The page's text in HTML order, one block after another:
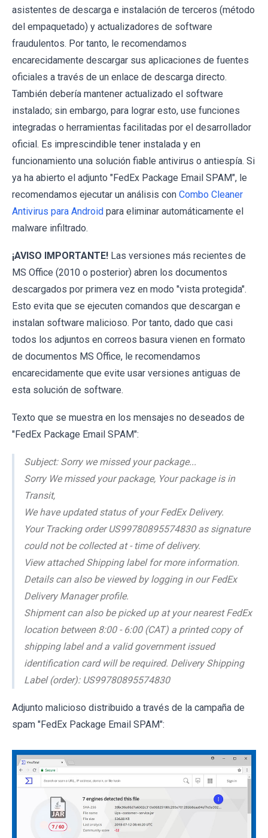
asistentes de descarga e instalación de terceros (método
del empaquetado) y actualizadores de software
fraudulentos. Por tanto, le recomendamos
encarecidamente descargar sus aplicaciones de fuentes
oficiales a través de un enlace de descarga directo.
También debería mantener actualizado el software
instalado; sin embargo, para lograr esto, use funciones
integradas o herramientas facilitadas por el desarrollador
oficial. Es imprescindible tener instalada y en
funcionamiento una solución fiable antivirus o antiespía. Si
ya ha abierto el adjunto "FedEx Package Email SPAM", le
recomendamos ejecutar un análisis con Combo Cleaner
Antivirus para Android para eliminar automáticamente el
malware infiltrado.
¡AVISO IMPORTANTE! Las versiones más recientes de
MS Office (2010 o posterior) abren los documentos
descargados por primera vez en modo "vista protegida".
Esto evita que se ejecuten comandos que descargan e
instalan software malicioso. Por tanto, dado que casi
todos los adjuntos en correos basura vienen en formato
de documentos MS Office, le recomendamos
encarecidamente que evite usar versiones antiguas de
esta solución de software.
Texto que se muestra en los mensajes no deseados de
"FedEx Package Email SPAM":
Subject: Sorry we missed your package...
Sorry We missed your package, Your package is in
Transit,
We have updated status of your FedEx Delivery.
Your Tracking order US99780895574830 as signature
could not be collected at - time of delivery.
View attached Shipping label for more information.
Details can also be viewed by logging in our FedEx
Delivery Manager profile.
Shipment can also be picked up at your nearest FedEx
location between 8:00 - 6:00 (CAT) a printed copy of
shipping label and a valid government issued
identification card will be required. Delivery Shipping
Label (order): US99780895574830
Adjunto malicioso distribuido a través de la campaña de
spam "FedEx Package Email SPAM":